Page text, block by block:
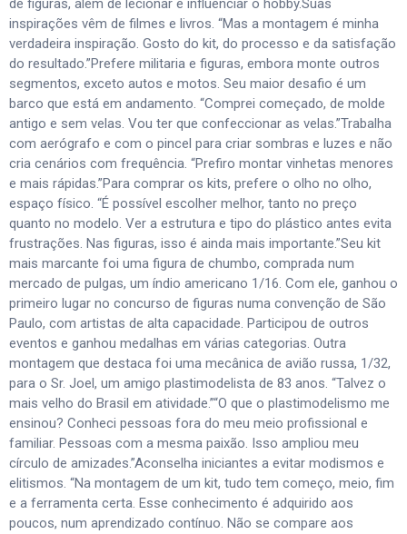
de figuras, além de lecionar e influenciar o hobby.Suas
inspirações vêm de filmes e livros. “Mas a montagem é minha
verdadeira inspiração. Gosto do kit, do processo e da satisfação
do resultado.”Prefere militaria e figuras, embora monte outros
segmentos, exceto autos e motos. Seu maior desafio é um
barco que está em andamento. “Comprei começado, de molde
antigo e sem velas. Vou ter que confeccionar as velas.”Trabalha
com aerógrafo e com o pincel para criar sombras e luzes e não
cria cenários com frequência. “Prefiro montar vinhetas menores
e mais rápidas.”Para comprar os kits, prefere o olho no olho,
espaço físico. “É possível escolher melhor, tanto no preço
quanto no modelo. Ver a estrutura e tipo do plástico antes evita
frustrações. Nas figuras, isso é ainda mais importante.”Seu kit
mais marcante foi uma figura de chumbo, comprada num
mercado de pulgas, um índio americano 1/16. Com ele, ganhou o
primeiro lugar no concurso de figuras numa convenção de São
Paulo, com artistas de alta capacidade. Participou de outros
eventos e ganhou medalhas em várias categorias. Outra
montagem que destaca foi uma mecânica de avião russa, 1/32,
para o Sr. Joel, um amigo plastimodelista de 83 anos. “Talvez o
mais velho do Brasil em atividade.”“O que o plastimodelismo me
ensinou? Conheci pessoas fora do meu meio profissional e
familiar. Pessoas com a mesma paixão. Isso ampliou meu
círculo de amizades.”Aconselha iniciantes a evitar modismos e
elitismos. “Na montagem de um kit, tudo tem começo, meio, fim
e a ferramenta certa. Esse conhecimento é adquirido aos
poucos, num aprendizado contínuo. Não se compare aos